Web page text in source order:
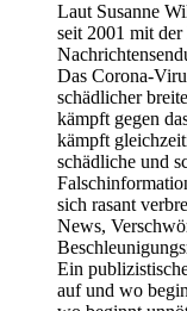
Laut Susanne
seit 2001 mit
Das Corona-
schädlicher
kämpft gegen
kämpft
schädliche und
sich rasant
News,
Ein
auf und wo